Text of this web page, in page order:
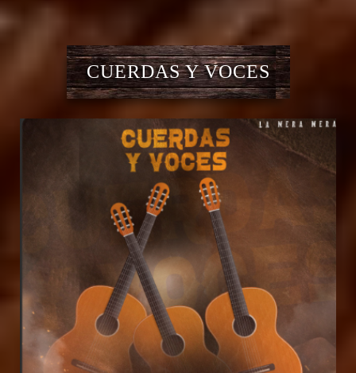
CUERDAS Y VOCES